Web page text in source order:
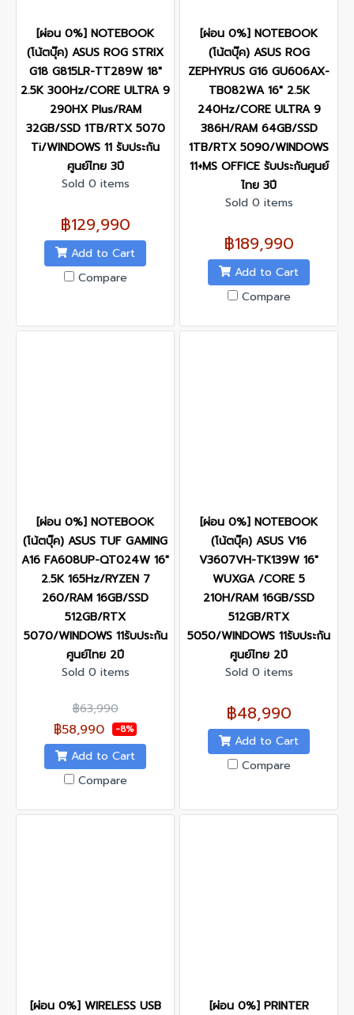
[ผ่อน 0%] NOTEBOOK
(โน้ตบุ๊ค) ASUS ROG STRIX
G18 G815LR-TT289W 18"
2.5K 300Hz/CORE ULTRA 9
290HX Plus/RAM
32GB/SSD 1TB/RTX 5070
Ti/WINDOWS 11 รับประกัน
ศูนย์ไทย 3ปี
Sold 0 items
฿129,990
Add to Cart
Compare
[ผ่อน 0%] NOTEBOOK
(โน้ตบุ๊ค) ASUS ROG
ZEPHYRUS G16 GU606AX-
TB082WA 16" 2.5K
240Hz/CORE ULTRA 9
386H/RAM 64GB/SSD
1TB/RTX 5090/WINDOWS
11+MS OFFICE รับประกันศูนย์
ไทย 3ปี
Sold 0 items
฿189,990
Add to Cart
Compare
[ผ่อน 0%] NOTEBOOK
(โน้ตบุ๊ค) ASUS TUF GAMING
A16 FA608UP-QT024W 16"
2.5K 165Hz/RYZEN 7
260/RAM 16GB/SSD
512GB/RTX
5070/WINDOWS 11รับประกัน
ศูนย์ไทย 2ปี
Sold 0 items
฿63,990
฿58,990 -8%
Add to Cart
Compare
[ผ่อน 0%] NOTEBOOK
(โน้ตบุ๊ค) ASUS V16
V3607VH-TK139W 16"
WUXGA /CORE 5
210H/RAM 16GB/SSD
512GB/RTX
5050/WINDOWS 11รับประกัน
ศูนย์ไทย 2ปี
Sold 0 items
฿48,990
Add to Cart
Compare
[ผ่อน 0%] WIRELESS USB
[ผ่อน 0%] PRINTER